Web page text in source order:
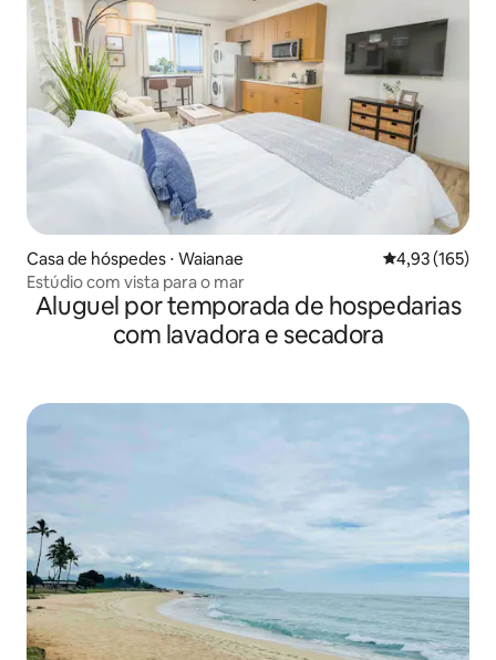
Casa de hóspedes ⋅ Waianae 4,93 de uma
4,93 (165)
Estúdio com vista para o mar
Aluguel por temporada de hospedarias
com lavadora e secadora